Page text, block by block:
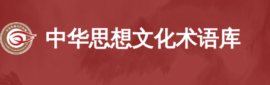
中华思想文化术语库